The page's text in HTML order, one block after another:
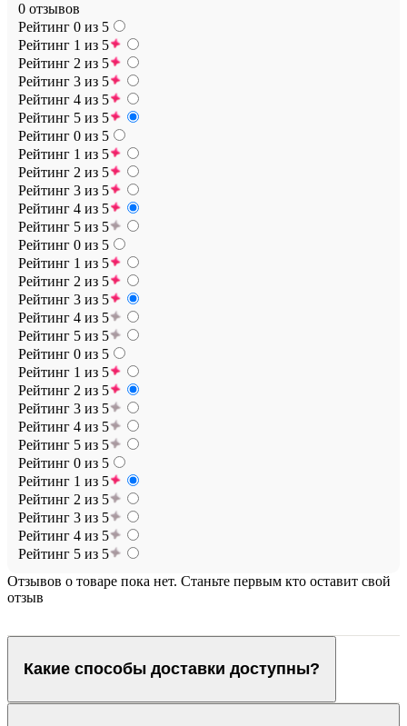
0 отзывов
Рейтинг 0 из 5
Рейтинг 1 из 5
Рейтинг 2 из 5
Рейтинг 3 из 5
Рейтинг 4 из 5
Рейтинг 5 из 5
Рейтинг 0 из 5
Рейтинг 1 из 5
Рейтинг 2 из 5
Рейтинг 3 из 5
Рейтинг 4 из 5
Рейтинг 5 из 5
Рейтинг 0 из 5
Рейтинг 1 из 5
Рейтинг 2 из 5
Рейтинг 3 из 5
Рейтинг 4 из 5
Рейтинг 5 из 5
Рейтинг 0 из 5
Рейтинг 1 из 5
Рейтинг 2 из 5
Рейтинг 3 из 5
Рейтинг 4 из 5
Рейтинг 5 из 5
Рейтинг 0 из 5
Рейтинг 1 из 5
Рейтинг 2 из 5
Рейтинг 3 из 5
Рейтинг 4 из 5
Рейтинг 5 из 5
Отзывов о товаре пока нет. Станьте первым кто оставит свой
отзыв
Какие способы доставки доступны?